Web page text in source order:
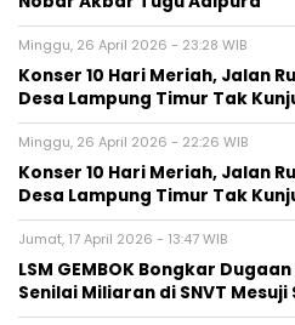
Minggu, 26 April 2026 - 23:28 WIB
Konser 10 Hari Meriah, Jalan
Desa Lampung Timur Tak
Minggu, 26 April 2026 - 22:26 WIB
Konser 10 Hari Meriah, Jalan
Desa Lampung Timur Tak
Jumat, 17 April 2026 - 13:47 WIB
LSM GEMBOK Bongkar
Senilai Miliaran di SNVT